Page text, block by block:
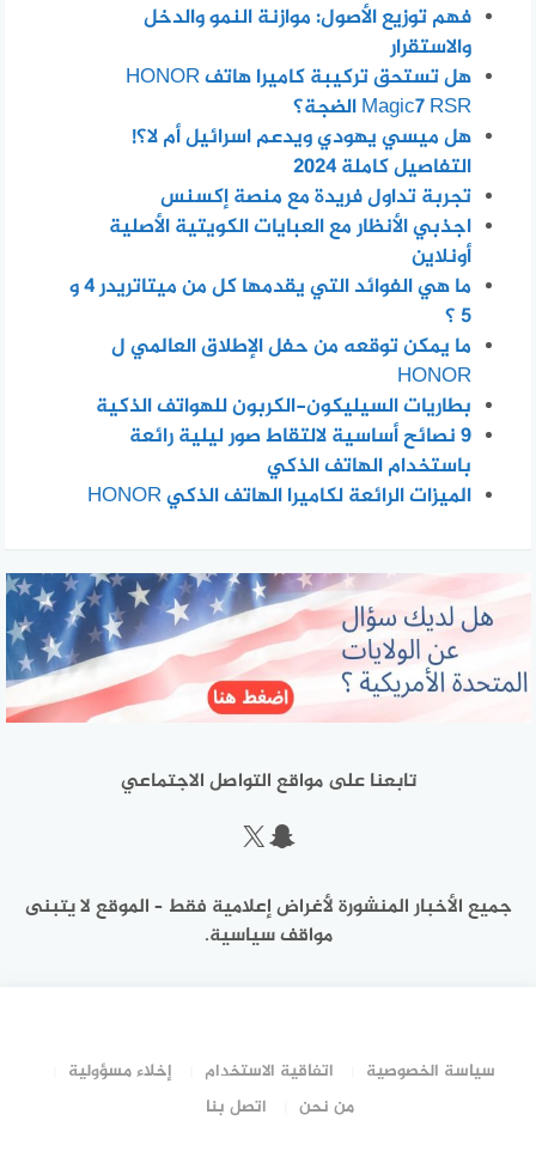
فهم توزيع الأصول: موازنة النمو والدخل
والاستقرار
هل تستحق تركيبة كاميرا هاتف HONOR
Magic7 RSR الضجة؟
هل ميسي يهودي ويدعم اسرائيل أم لا؟!
التفاصيل كاملة 2024
تجربة تداول فريدة مع منصة إكسنس
اجذبي الأنظار مع العبايات الكويتية الأصلية
أونلاين
ما هي الفوائد التي يقدمها كل من ميتاتريدر 4 و
5 ؟
ما يمكن توقعه من حفل الإطلاق العالمي ل
HONOR
بطاريات السيليكون-الكربون للهواتف الذكية
٩ نصائح أساسية لالتقاط صور ليلية رائعة
باستخدام الهاتف الذكي
الميزات الرائعة لكاميرا الهاتف الذكي HONOR
تابعنا على مواقع التواصل الاجتماعي
سناب شات
إكس
جميع الأخبار المنشورة لأغراض إعلامية فقط – الموقع لا يتبنى
مواقف سياسية.
سياسة الخصوصية اتفاقية الاستخدام
إخلاء مسؤولية
من نحن
اتصل بنا